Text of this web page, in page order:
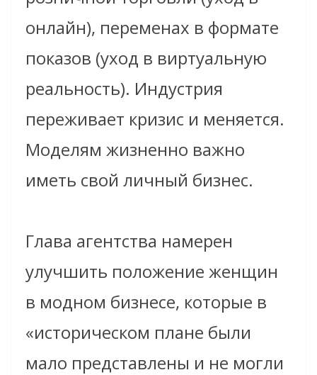
онлайн), переменах в формате
показов (уход в виртуальную
реальность). Индустрия
переживает кризис и меняется.
Моделям жизненно важно
иметь свой личный бизнес.
Глава агентства намерен
улучшить положение женщин
в модном бизнесе, которые в
«историческом плане были
мало представлены и не могли